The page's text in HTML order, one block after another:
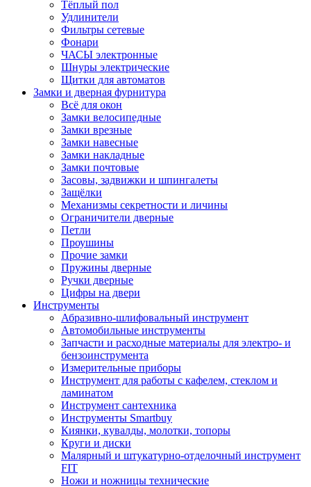
Тёплый пол
Удлинители
Фильтры сетевые
Фонари
ЧАСЫ электронные
Шнуры электрические
Щитки для автоматов
Замки и дверная фурнитура
Всё для окон
Замки велосипедные
Замки врезные
Замки навесные
Замки накладные
Замки почтовые
Засовы, задвижки и шпингалеты
Защёлки
Механизмы секретности и личины
Ограничители дверные
Петли
Проушины
Прочие замки
Пружины дверные
Ручки дверные
Цифры на двери
Инструменты
Абразивно-шлифовальный инструмент
Автомобильные инструменты
Запчасти и расходные материалы для электро- и
бензоинструмента
Измерительные приборы
Инструмент для работы с кафелем, стеклом и
ламинатом
Инструмент сантехника
Инструменты Smartbuy
Киянки, кувалды, молотки, топоры
Круги и диски
Малярный и штукатурно-отделочный инструмент
FIT
Ножи и ножницы технические